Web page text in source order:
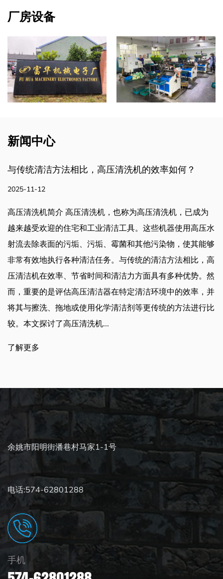
厂房设备
新闻中心
高压清洗机的效率如何？
机，也称为高压清洗机，已成为
清洁工具。这些机器使用高压水
、霉菌和其他污染物，使其能够
务。与传统的清洁方法相比，高
和清洁力方面具有多种优势。然
器在特定清洁环境中的效率，并
学清洁剂等更传统的方法进行比
...
是否有可调节的管道
2025-11-05
是否有可调节的管道清
道清洁是维护管道、工
种系统的重要组成部分
使用针对不同尺寸和类
近年来备受关注的一种
些喷嘴设计用于适应不
余姚市阳明街潘巷村马家1-1号
电话:574-62801288
手机